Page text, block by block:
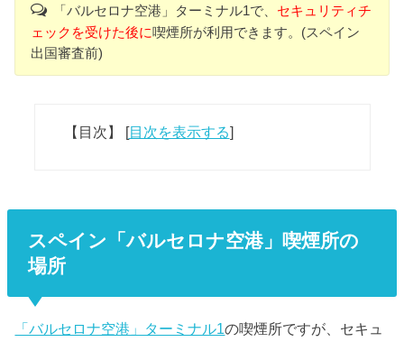
「バルセロナ空港」ターミナル1で、 セキュリティチ
ェックを受けた後に喫煙所が利用できます。(スペイン
出国審査前)
【目次】 [目次を表示する]
スペイン「バルセロナ空港」喫煙所の
場所
「バルセロナ空港」ターミナル1の喫煙所ですが、セキュ